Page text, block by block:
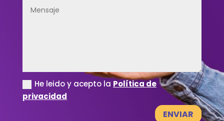
He leido y acepto la Política de
privacidad
ENVIAR